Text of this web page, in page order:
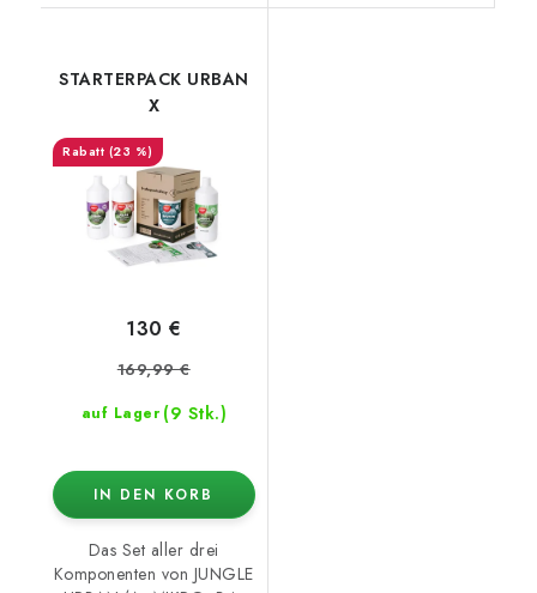
STARTERPACK URBAN
X
(23 %)
auf Lager (9 Stk.)
130 €
169,99 €
IN DEN KORB
Das Set aller drei
Komponenten von JUNGLE